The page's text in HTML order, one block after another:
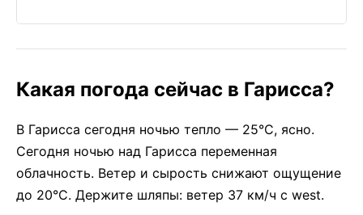
Какая погода сейчас в Гарисса?
В Гарисса сегодня ночью тепло — 25°C, ясно.
Сегодня ночью над Гарисса переменная
облачность. Ветер и сырость снижают ощущение
до 20°C. Держите шляпы: ветер 37 км/ч с west.